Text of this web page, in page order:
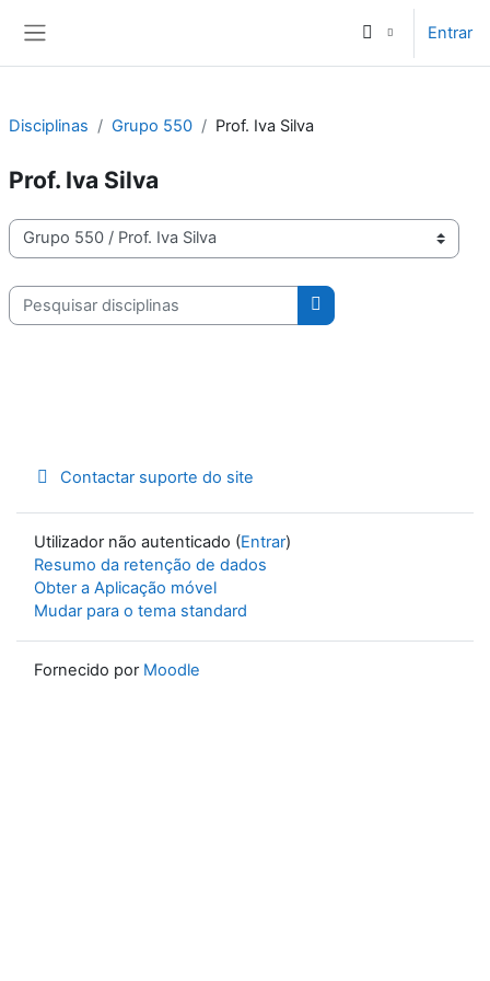
Entrar
Disciplinas Grupo 550 Prof. Iva Silva
Prof. Iva Silva
Categorias de disciplinas
Pesquisar disciplinas
Pesquisar disciplinas
Contactar suporte do site
Utilizador não autenticado (Entrar)
Resumo da retenção de dados
Obter a Aplicação móvel
Mudar para o tema standard
Fornecido por Moodle